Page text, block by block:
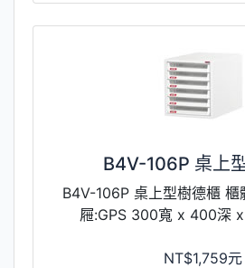
​B4V-106P ​桌上
​B4V-106P ​桌上型樹德櫃 櫃
屜:GPS 300寬 x 400深
NT$1,759元